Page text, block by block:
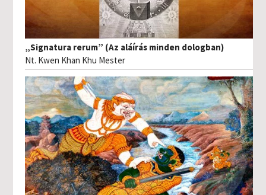
„Signatura rerum” (Az aláírás minden dologban)
Nt. Kwen Khan Khu Mester